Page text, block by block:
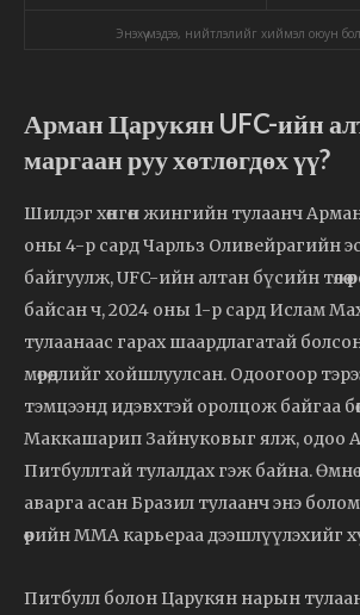
Энэхүү мэдээ, нийтлэлийг хиймэл оюун
Арман Царукян UFC-ийн
маргаан руу хөтлөгдөх үү?
Шилдэг хөнгөн жингийн тулаанч
оны 4-р сард Чарльз Оливейрагийн
байгуулж, UFC-ийн алтан бүсийн төлөө
байсан ч, 2024 оны 1-р сард Ислам
тулаанаас гарах шаардлагатай
мөрөөдлийг хойшлуулсан. Одоогоор
тэмцээнд идэвхтэй оролцож байгаа
Маккашарип Зайнуковыг ялж, одоо
Питбуллтай тулалдах гэж байна.
аварга асан Бразил тулаанч энэ
өөрийн ММА карьераа дээшлүүлэхийг
Питбулл болон Царукян нарын